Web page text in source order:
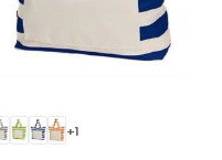
productpagina
+1